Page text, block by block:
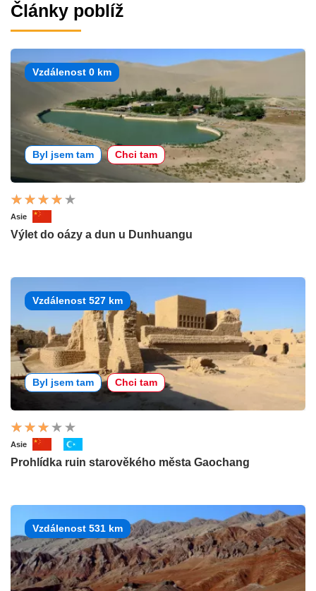
Články poblíž
Vzdálenost 0 km
Byl jsem tam Chci tam
Asie
Výlet do oázy a dun u Dunhuangu
Vzdálenost 527 km
Byl jsem tam Chci tam
Asie
Prohlídka ruin starověkého města Gaochang
Vzdálenost 531 km